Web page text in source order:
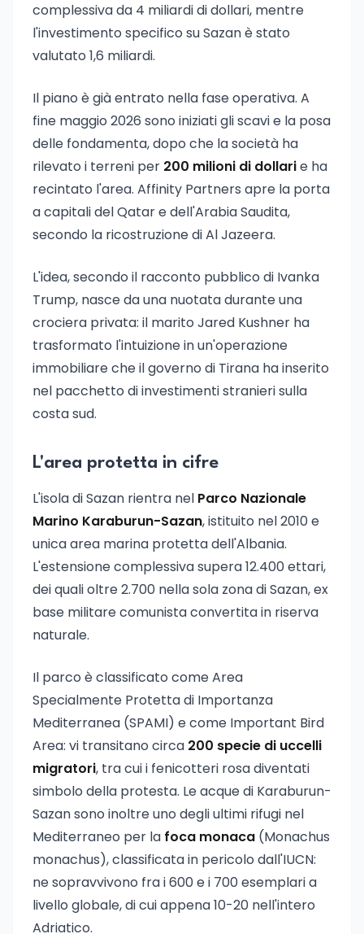
complessiva da 4 miliardi di dollari, mentre
l'investimento specifico su Sazan è stato
valutato 1,6 miliardi.
Il piano è già entrato nella fase operativa. A
fine maggio 2026 sono iniziati gli scavi e la posa
delle fondamenta, dopo che la società ha
rilevato i terreni per 200 milioni di dollarie ha
recintato l'area. Affinity Partners apre la porta
a capitali del Qatar e dell'Arabia Saudita,
secondo la ricostruzione di Al Jazeera.
L'idea, secondo il racconto pubblico di Ivanka
Trump, nasce da una nuotata durante una
crociera privata: il marito Jared Kushner ha
trasformato l'intuizione in un'operazione
immobiliare che il governo di Tirana ha inserito
nel pacchetto di investimenti stranieri sulla
costa sud.
L'area protetta in cifre
L'isola di Sazan rientra nel Parco Nazionale
Marino Karaburun-Sazan, istituito nel 2010 e
unica area marina protetta dell'Albania.
L'estensione complessiva supera 12.400 ettari,
dei quali oltre 2.700 nella sola zona di Sazan, ex
base militare comunista convertita in riserva
naturale.
Il parco è classificato come Area
Specialmente Protetta di Importanza
Mediterranea (SPAMI) e come Important Bird
Area: vi transitano circa 200 specie di uccelli
migratori, tra cui i fenicotteri rosa diventati
simbolo della protesta. Le acque di Karaburun-
Sazan sono inoltre uno degli ultimi rifugi nel
Mediterraneo per la foca monaca (Monachus
monachus), classificata in pericolo dall'IUCN:
ne sopravvivono fra i 600 e i 700 esemplari a
livello globale, di cui appena 10-20 nell'intero
Adriatico.